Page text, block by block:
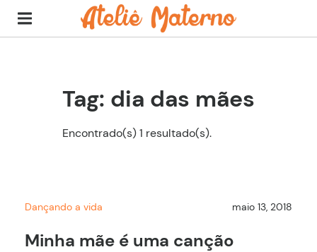
Tag: dia das mães
Encontrado(s) 1 resultado(s).
Dançando a vida maio 13, 2018
Minha mãe é uma canção